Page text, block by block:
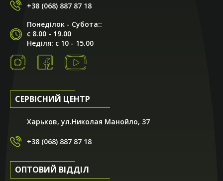
Игорь Бондаренко
04.09.2020
Решил сыну присмотреть велосипед. Магазин большой,
ассортимент гигантский!!! Очень помог с выбором
продавец Андрей. Предложил довольно интересную
порадовали условия покупки. Со скидкой в 25% цена
стала довольно привлекательной. Вобщем, всем
подобрать вам железного друга на любой вкус!!!
+38 (068) 887 87 18
Понеділок - Субота::
с 8.00 - 19.00
Неділя: с 10 - 15.00
СЕРВІСНИЙ ЦЕНТР
Харьков, ул.Николая Манойло, 37
+38 (068) 887 87 18
ОПТОВИЙ ВІДДІЛ